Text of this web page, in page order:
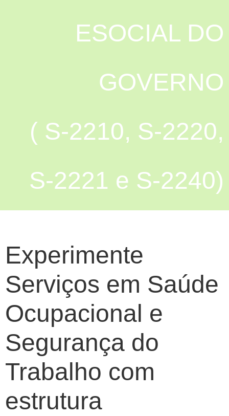
ESOCIAL DO
GOVERNO
( S-2210, S-2220,
S-2221 e S-2240)
Experimente
Serviços em Saúde
Ocupacional e
Segurança do
Trabalho com
estrutura